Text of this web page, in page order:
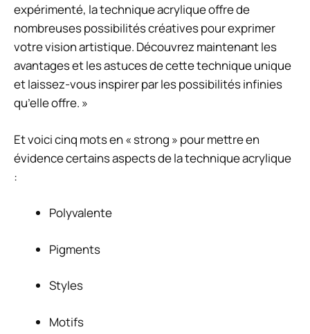
expérimenté, la technique acrylique offre de
nombreuses possibilités créatives pour exprimer
votre vision artistique. Découvrez maintenant les
avantages et les astuces de cette technique unique
et laissez-vous inspirer par les possibilités infinies
qu’elle offre. »
Et voici cinq mots en « strong » pour mettre en
évidence certains aspects de la technique acrylique
:
Polyvalente
Pigments
Styles
Motifs